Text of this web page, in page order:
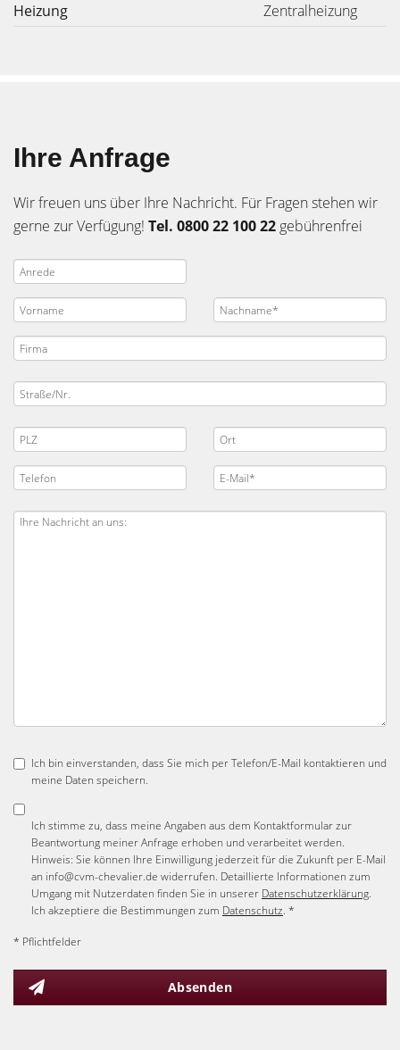
Heizung Zentralheizung
Ihre Anfrage
Wir freuen uns über Ihre Nachricht. Für Fragen stehen wir
gerne zur Verfügung! Tel. 0800 22 100 22 gebührenfrei
Ich bin einverstanden, dass Sie mich per Telefon/E-Mail kontaktieren und
meine Daten speichern.
Ich stimme zu, dass meine Angaben aus dem Kontaktformular zur
Beantwortung meiner Anfrage erhoben und verarbeitet werden.
Hinweis: Sie können Ihre Einwilligung jederzeit für die Zukunft per E-Mail
an info@cvm-chevalier.de widerrufen. Detaillierte Informationen zum
Umgang mit Nutzerdaten finden Sie in unserer Datenschutzerklärung.
Ich akzeptiere die Bestimmungen zum Datenschutz. *
* Pflichtfelder
Absenden